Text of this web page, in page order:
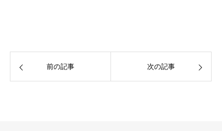
前の記事 次の記事